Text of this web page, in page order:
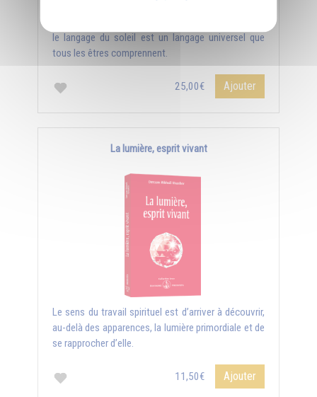
le langage du soleil est un langage universel que
tous les êtres comprennent.
25,00€ Ajouter
La lumière, esprit vivant
Le sens du travail spirituel est d’arriver à découvrir,
au-delà des apparences, la lumière primordiale et de
se rapprocher d’elle.
11,50€ Ajouter